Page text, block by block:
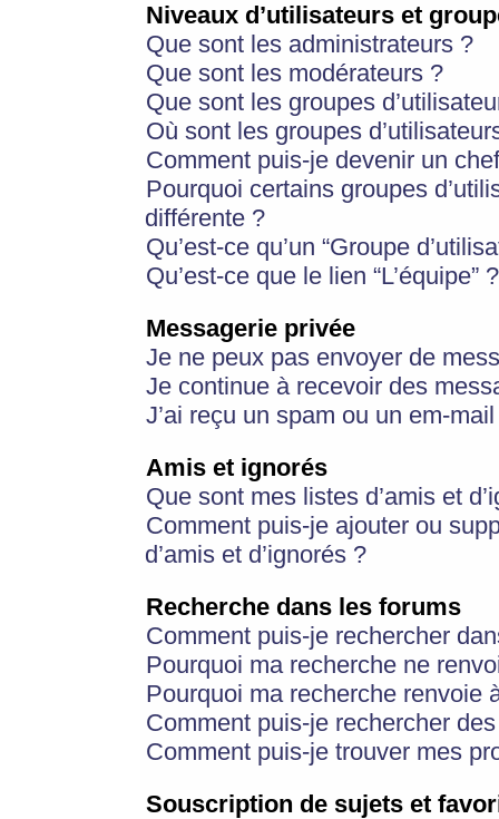
Niveaux d’utilisateurs et
Que sont les administrateurs ?
Que sont les modérateurs ?
Que sont les groupes
Où sont les groupes
Comment puis-je devenir un
Pourquoi certains groupes
différente ?
Qu’est-ce qu’un “Groupe
Qu’est-ce que le lien “L’équipe” ?
Messagerie privée
Je ne peux pas envoyer de
Je continue à recevoir des
J’ai reçu un spam ou un em-
Amis et ignorés
Que sont mes listes d’amis et
Comment puis-je ajouter ou
d’amis et d’ignorés ?
Recherche dans les forums
Comment puis-je rechercher
Pourquoi ma recherche ne
Pourquoi ma recherche renvoie
Comment puis-je rechercher
Comment puis-je trouver mes
Souscription de sujets et